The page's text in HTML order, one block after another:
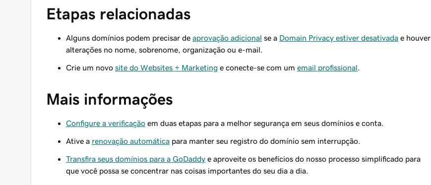
Etapas relacionadas
Alguns domínios podem precisar de aprovação adicional se a Domain Privacy estiver desativada e houver
alterações no nome, sobrenome, organização ou e-mail.
Crie um novo site do Websites + Marketing e conecte-se com um email profissional
Mais informações
Configure a verificação em duas etapas para a melhor segurança em seus domínios e conta.
Ative a renovação automática para manter seu registro do domínio sem interrupção.
Transfira seus domínios para a GoDaddy e aproveite os benefícios do nosso processo simplificado para
que você possa se concentrar nas coisas importantes do seu dia a dia.